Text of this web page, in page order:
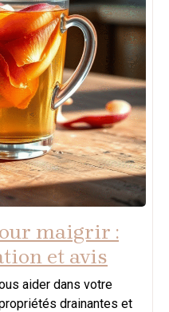
maigrir :
et avis
aider dans votre
drainantes et